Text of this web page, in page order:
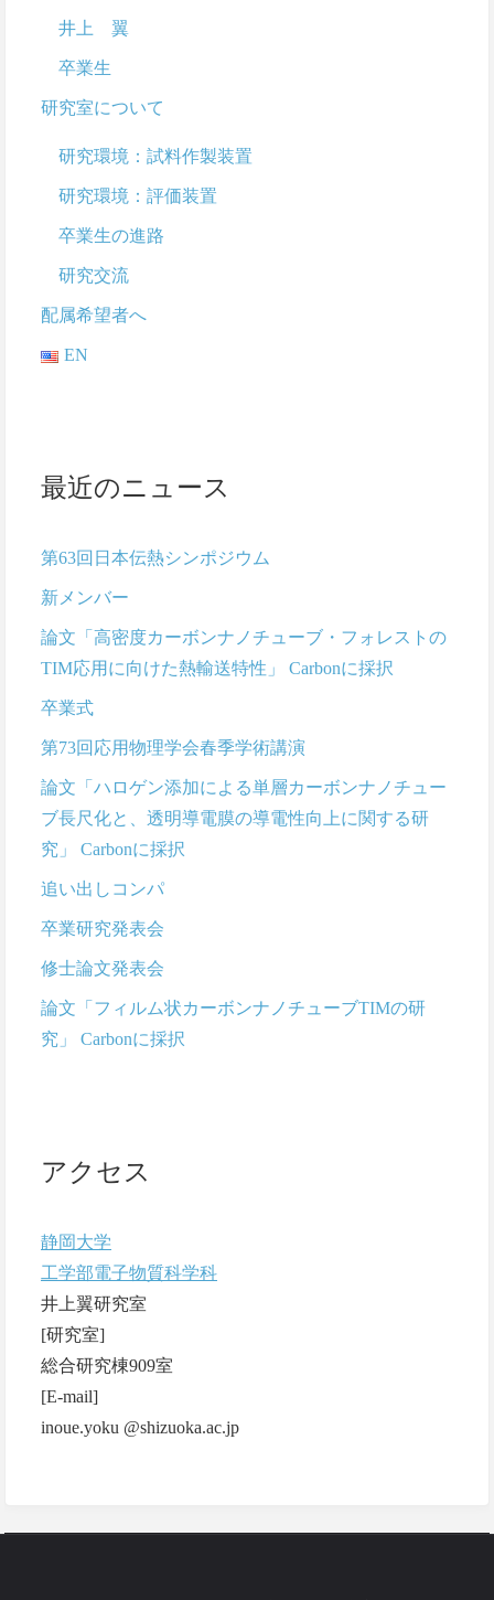
井上 翼
卒業生
研究室について
研究環境：試料作製装置
研究環境：評価装置
卒業生の進路
研究交流
配属希望者へ
EN
最近のニュース
第63回日本伝熱シンポジウム
新メンバー
論文「高密度カーボンナノチューブ・フォレストの
TIM応用に向けた熱輸送特性」 Carbonに採択
卒業式
第73回応用物理学会春季学術講演
論文「ハロゲン添加による単層カーボンナノチュー
ブ長尺化と、透明導電膜の導電性向上に関する研
究」 Carbonに採択
追い出しコンパ
卒業研究発表会
修士論文発表会
論文「フィルム状カーボンナノチューブTIMの研
究」 Carbonに採択
アクセス
静岡大学
工学部電子物質科学科
井上翼研究室
[研究室]
総合研究棟909室
[E-mail]
inoue.yoku @shizuoka.ac.jp